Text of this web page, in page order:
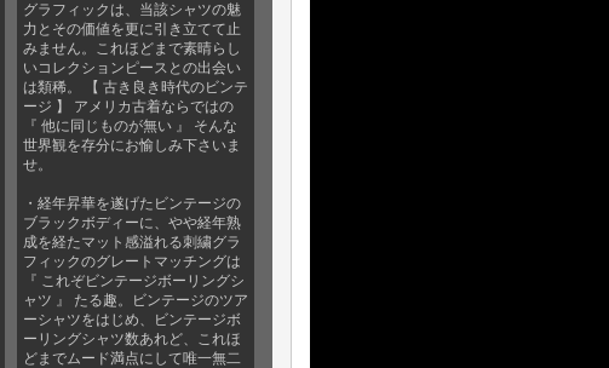
グラフィックは、当該シャツの魅
力とその価値を更に引き立てて止
みません。これほどまで素晴らし
いコレクションピースとの出会い
は類稀。 【 古き良き時代のビンテ
ージ 】 アメリカ古着ならではの
『 他に同じものが無い 』 そんな
世界観を存分にお愉しみ下さいま
せ。
・経年昇華を遂げたビンテージの
ブラックボディーに、やや経年熟
成を経たマット感溢れる刺繍グラ
フィックのグレートマッチングは
『 これぞビンテージボーリングシ
ャツ 』 たる趣。ビンテージのツア
ーシャツをはじめ、ビンテージボ
ーリングシャツ数あれど、これほ
どまでムード満点にして唯一無二